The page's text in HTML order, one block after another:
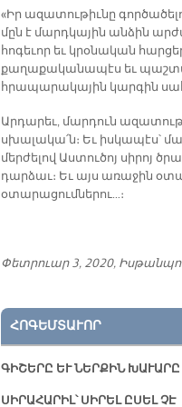
«Իր ազատութիւնը
մըն է մարդկային անձին
հոգեւոր եւ կրօնական
քաղաքականապէս եւ
հրապարակային կարգին
Արդարեւ, մարդուն
սխալակա՛ն։ Եւ իսկապէս՝
մերժելով Աստուծոյ սիրոյ
դարձաւ։ Եւ այս առաջին
օտարացումներու…։
Փետրուար 3, 2020,
ՀՈԳԵՄՏԱՒՈՐ
ԳԻՇԵՐԸ ԵՒ ՆԵՐՔԻՆ ԽԱՒԱՐԸ
ՍԻՐԱՀԱՐԻԼ՝ ՍԻՐԵԼ ԸՍԵԼ ՉԷ